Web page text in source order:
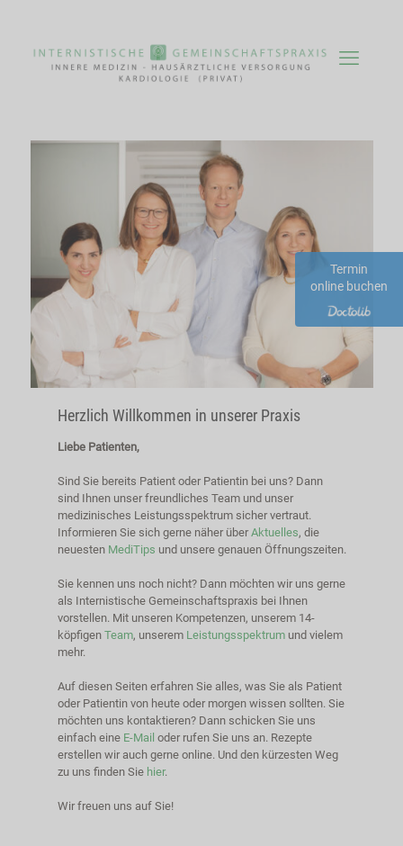
Herzlich Willkommen in unserer Praxis
Liebe Patienten,
Sind Sie bereits Patient oder Patientin bei uns? Dann
sind Ihnen unser freundliches Team und unser
medizinisches Leistungsspektrum sicher vertraut.
Informieren Sie sich gerne näher über Aktuelles, die
neuesten MediTips und unsere genauen Öffnungszeiten.
Sie kennen uns noch nicht? Dann möchten wir uns gerne
als Internistische Gemeinschaftspraxis bei Ihnen
vorstellen. Mit unseren Kompetenzen, unserem 14-
köpfigen Team, unserem Leistungsspektrum und vielem
mehr.
Auf diesen Seiten erfahren Sie alles, was Sie als Patient
oder Patientin von heute oder morgen wissen sollten. Sie
möchten uns kontaktieren? Dann schicken Sie uns
einfach eine E-Mail oder rufen Sie uns an. Rezepte
erstellen wir auch gerne online. Und den kürzesten Weg
zu uns finden Sie hier.
Wir freuen uns auf Sie!
Termin
online buchen